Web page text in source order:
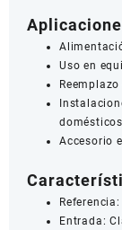
Uso en
Accesorio
Entrada: